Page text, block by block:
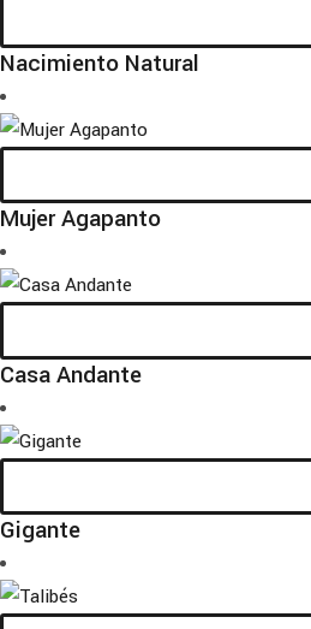
Nacimiento Natural
Mujer Agapanto
Casa Andante
Gigante